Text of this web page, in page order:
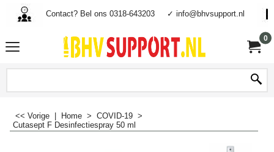
Contact? Bel ons 0318-643203 ✓ info@bhvsupport.nl
0
<< Vorige Home > COVID-19 >
Cutasept F Desinfectiespray 50 ml